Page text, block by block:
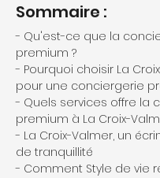
Sommaire :
- Qu'est-ce que la
premium ?
- Pourquoi choisir La
pour une conciergerie
- Quels services offre la
premium à La Croix-
- La Croix-Valmer, un
de tranquillité
- Comment Style de vie